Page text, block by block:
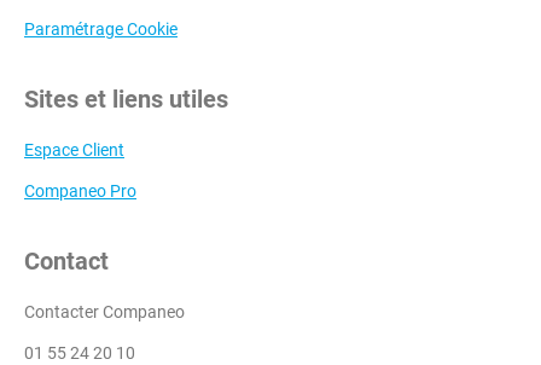
Paramétrage Cookie
Sites et liens utiles
Espace Client
Companeo Pro
Contact
Contacter Companeo
01 55 24 20 10